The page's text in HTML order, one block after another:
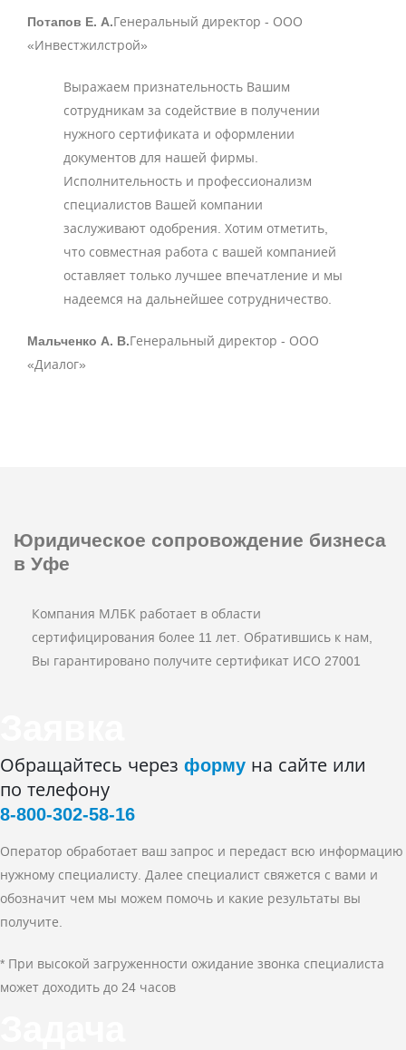
Потапов Е. А.Генеральный директор - ООО
«Инвестжилстрой»
Выражаем признательность Вашим
сотрудникам за содействие в получении
нужного сертификата и оформлении
документов для нашей фирмы.
Исполнительность и профессионализм
специалистов Вашей компании
заслуживают одобрения. Хотим отметить,
что совместная работа с вашей компанией
оставляет только лучшее впечатление и мы
надеемся на дальнейшее сотрудничество.
Мальченко А. В.Генеральный директор - ООО
«Диалог»
Юридическое сопровождение бизнеса
в Уфе
Компания МЛБК работает в области
сертифицирования более 11 лет. Обратившись к нам,
Вы гарантировано получите сертификат ИСО 27001
Обращайтесь через форму на сайте или
по телефону
8‑800‑302‑58‑16
Оператор обработает ваш запрос и передаст всю информацию
нужному специалисту. Далее специалист свяжется с вами и
обозначит чем мы можем помочь и какие результаты вы
получите.
* При высокой загруженности ожидание звонка специалиста
может доходить до 24 часов